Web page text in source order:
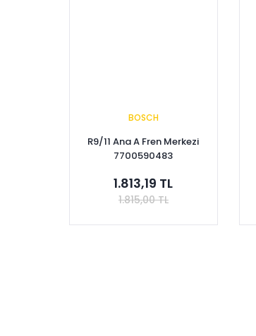
BOSCH
R9/11 Ana A Fren Merkezi
7700590483
1.813,19 TL
1.815,00 TL